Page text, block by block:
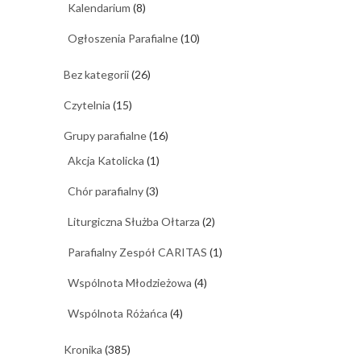
Kalendarium (8)
Ogłoszenia Parafialne(10)
Bez kategorii(26)
Czytelnia (15)
Grupy parafialne(16)
Akcja Katolicka (1)
Chór parafialny(3)
Liturgiczna Służba Ołtarza (2)
Parafialny Zespół CARITAS (1)
Wspólnota Młodzieżowa (4)
Wspólnota Różańca (4)
Kronika (385)